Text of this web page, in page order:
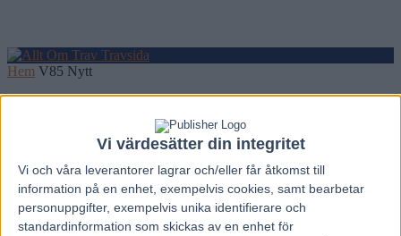
Vi värdesätter din integritet
Vi och våra leverantorer lagrar och/eller får åtkomst till
information på en enhet, exempelvis cookies, samt bearbetar
personuppgifter, exempelvis unika identifierare och
standardinformation som skickas av en enhet för
Hem V85 Nytt
björnstark kandidat
1 augusti, 2024
179